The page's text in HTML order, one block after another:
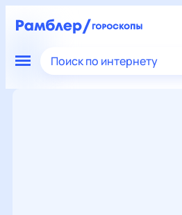
Поиск по интернету